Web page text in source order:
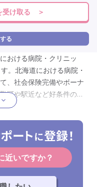
受け取る ＞
る
おける病院・クリニッ
。北海道における病院・
、社会保険完備やボーナ
可や駅近など好条件のア
実した研修制度、正社員
用形態、介護職員や看護
や初任者研修などの所有
体介護なしや送迎業務な
のみなどから選べる勤務
た休日、未経験歓迎や定
、条件や非常勤などの働
近いですか？